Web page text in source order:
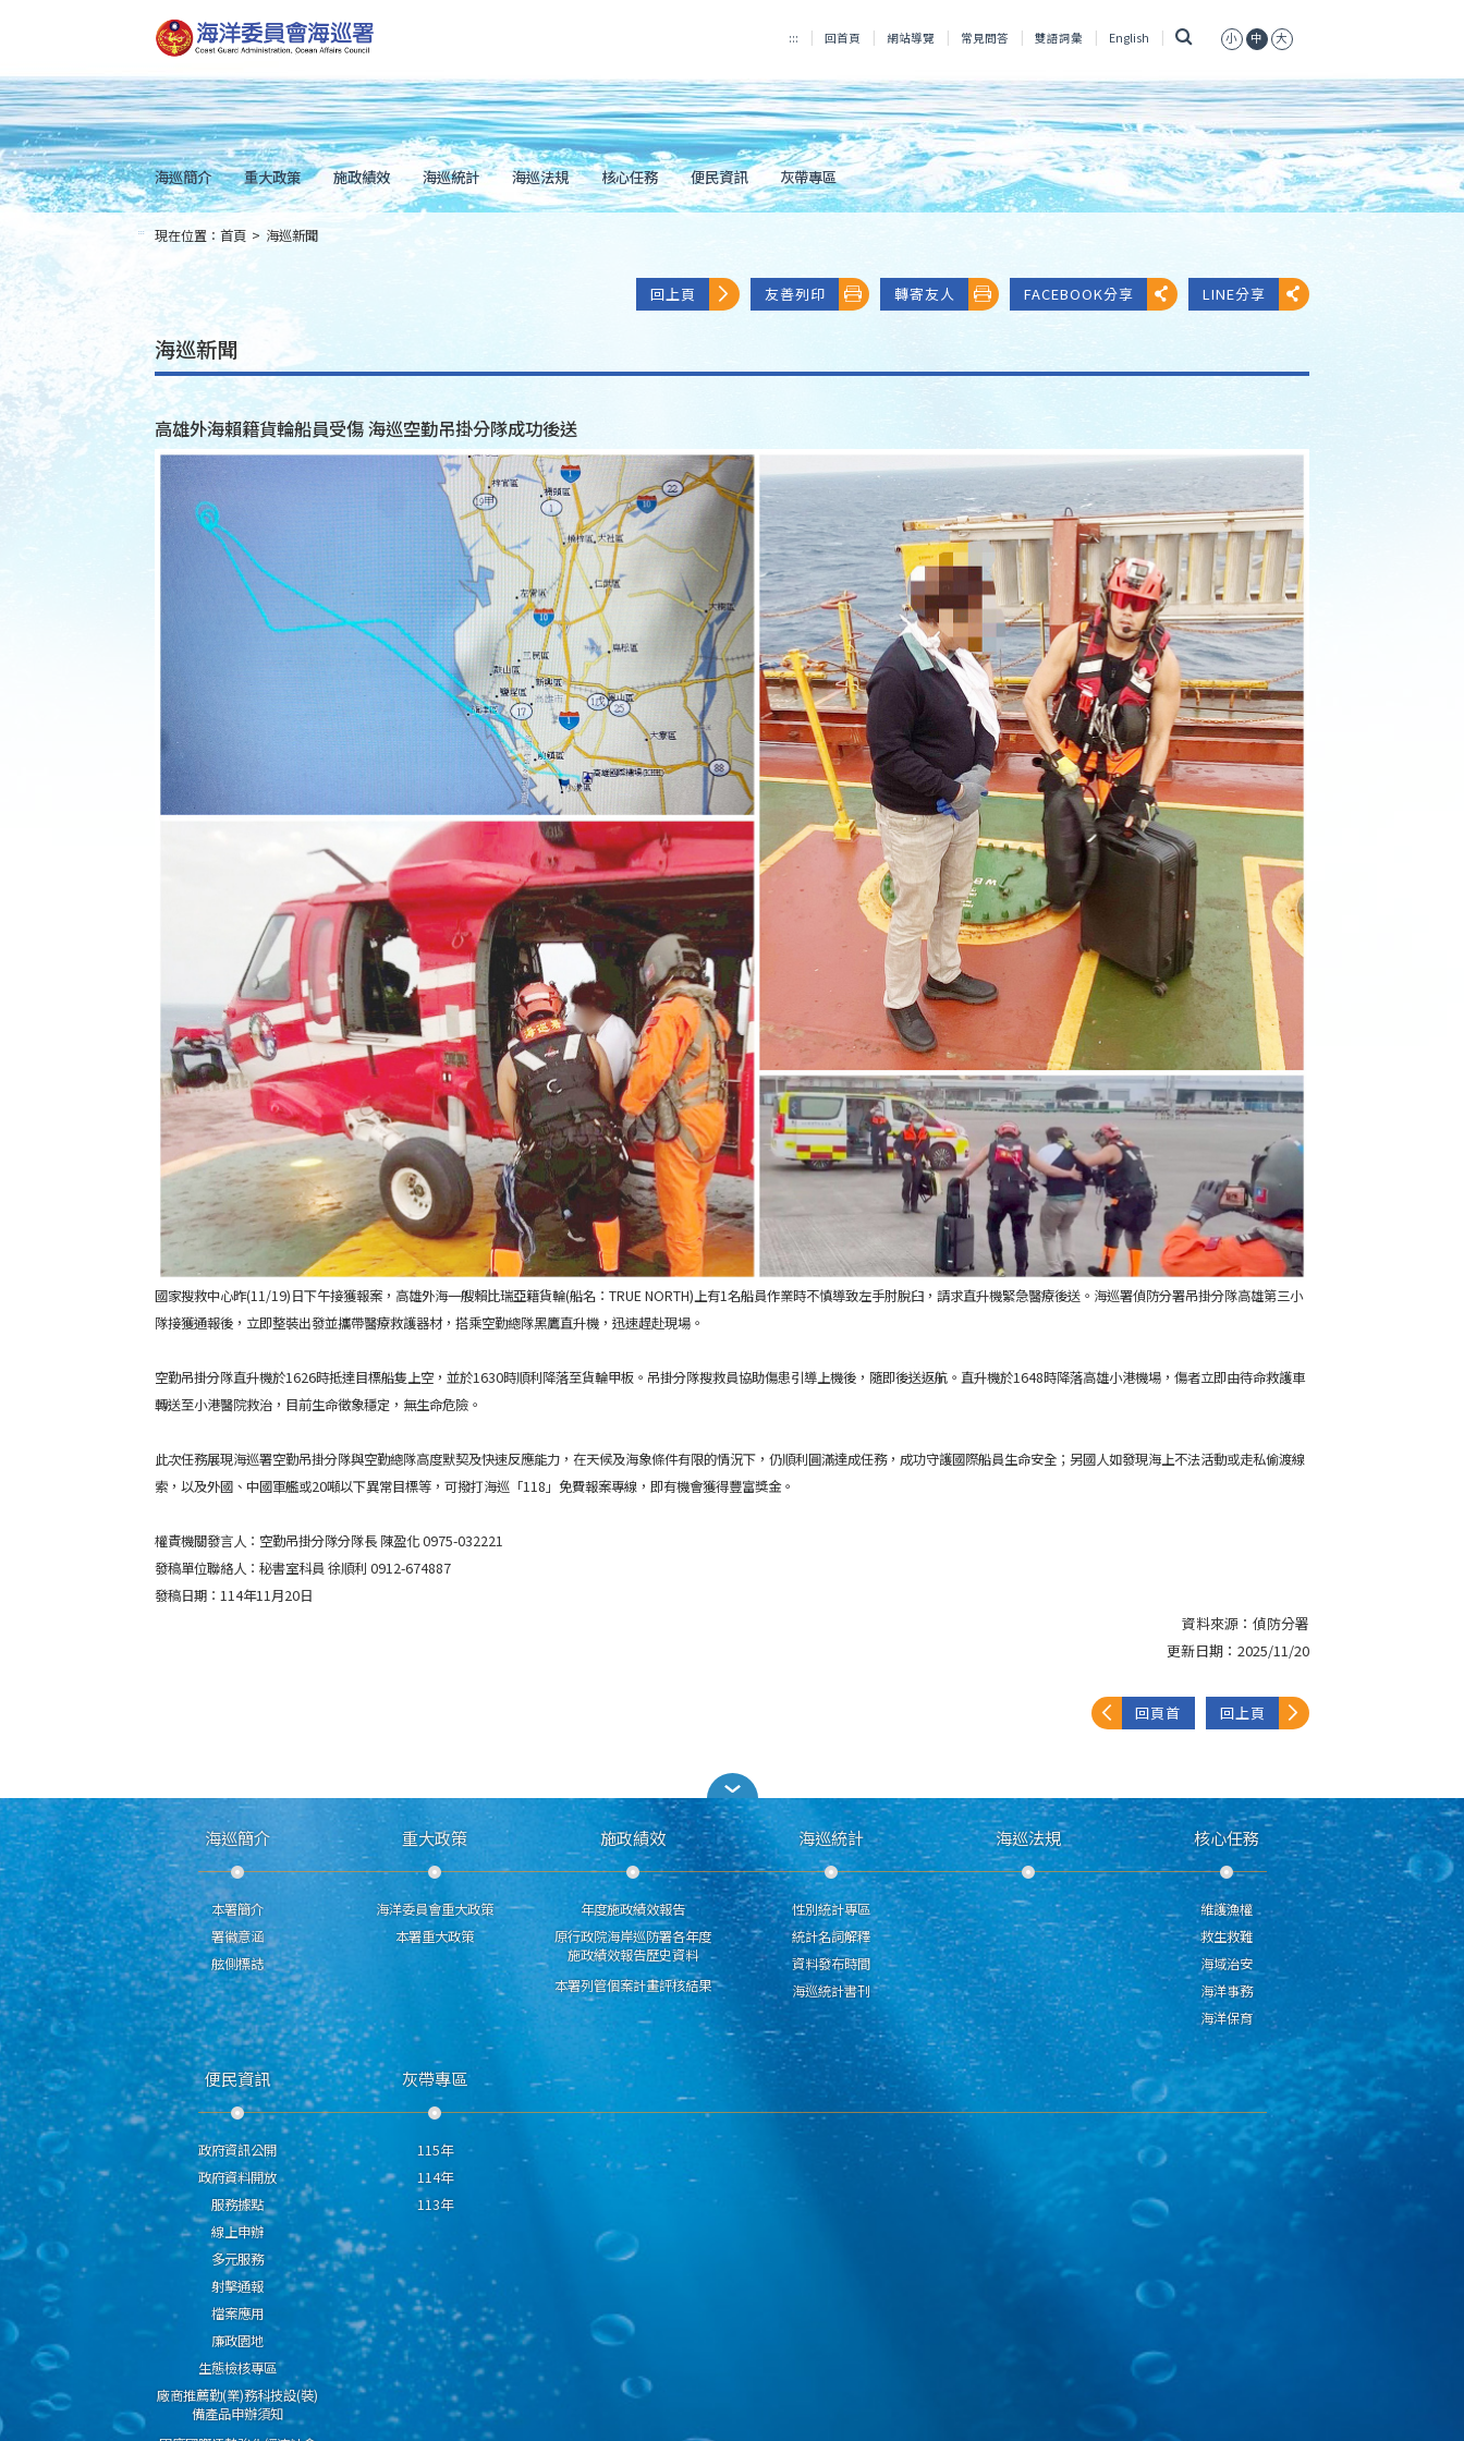
到
主
內
容
Skip
to
main
content
::: 回首頁 網站導覽 常見問答 雙語詞彙 English 小 中 大
海巡簡介 重大政策 施政績效 海巡統計 海巡法規 核心任務 便民資訊 灰帶專區
::: 現在位置： 首頁 > 海巡新聞
回上頁 友善列印 轉寄友人 FACEBOOK分享 LINE分享
海巡新聞
高雄外海賴籍貨輪船員受傷 海巡空勤吊掛分隊成功後送
國家搜救中心昨(11/19)日下午接獲報案，高雄外海一艘賴比瑞亞籍貨輪(船名：TRUE NORTH)上有1名船員作業時不慎導致左手肘脫臼，請求直升機緊急醫療後送。海巡署偵防分署吊掛分隊高雄第三小
隊接獲通報後，立即整裝出發並攜帶醫療救護器材，搭乘空勤總隊黑鷹直升機，迅速趕赴現場。
空勤吊掛分隊直升機於1626時抵達目標船隻上空，並於1630時順利降落至貨輪甲板。吊掛分隊搜救員協助傷患引導上機後，隨即後送返航。直升機於1648時降落高雄小港機場，傷者立即由待命救護車
轉送至小港醫院救治，目前生命徵象穩定，無生命危險。
此次任務展現海巡署空勤吊掛分隊與空勤總隊高度默契及快速反應能力，在天候及海象條件有限的情況下，仍順利圓滿達成任務，成功守護國際船員生命安全；另國人如發現海上不法活動或走私偷渡線
索，以及外國、中國軍艦或20噸以下異常目標等，可撥打海巡「118」免費報案專線，即有機會獲得豐富獎金。
權責機關發言人：空勤吊掛分隊分隊長 陳盈化 0975-032221
發稿單位聯絡人：秘書室科員 徐順利 0912-674887
發稿日期：114年11月20日
資料來源： 偵防分署
更新日期： 2025/11/20
回頁首 回上頁
海巡簡介
本署簡介
署徽意涵
舷側標誌
重大政策
海洋委員會重大政策
本署重大政策
施政績效
年度施政績效報告
原行政院海岸巡防署各年度
施政績效報告歷史資料
本署列管個案計畫評核結果
海巡統計
性別統計專區
統計名詞解釋
資料發布時間
海巡統計書刊
海巡法規 核心任務
維護漁權
救生救難
海域治安
海洋事務
海洋保育
便民資訊
政府資訊公開
政府資料開放
服務據點
線上申辦
多元服務
射擊通報
檔案應用
廉政園地
生態檢核專區
廠商推薦勤(業)務科技設(裝)
備產品申辦須知
灰帶專區
115年
114年
113年